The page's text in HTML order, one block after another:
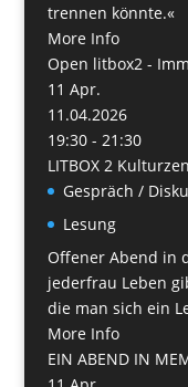
trennen könnte.«
More Info
Open litbox2 -
11 Apr.
11.04.2026
19:30 - 21:30
LITBOX 2
Gespräch /
Lesung
Offener Abend in
jederfrau Leben
die man sich ein
More Info
EIN ABEND IN